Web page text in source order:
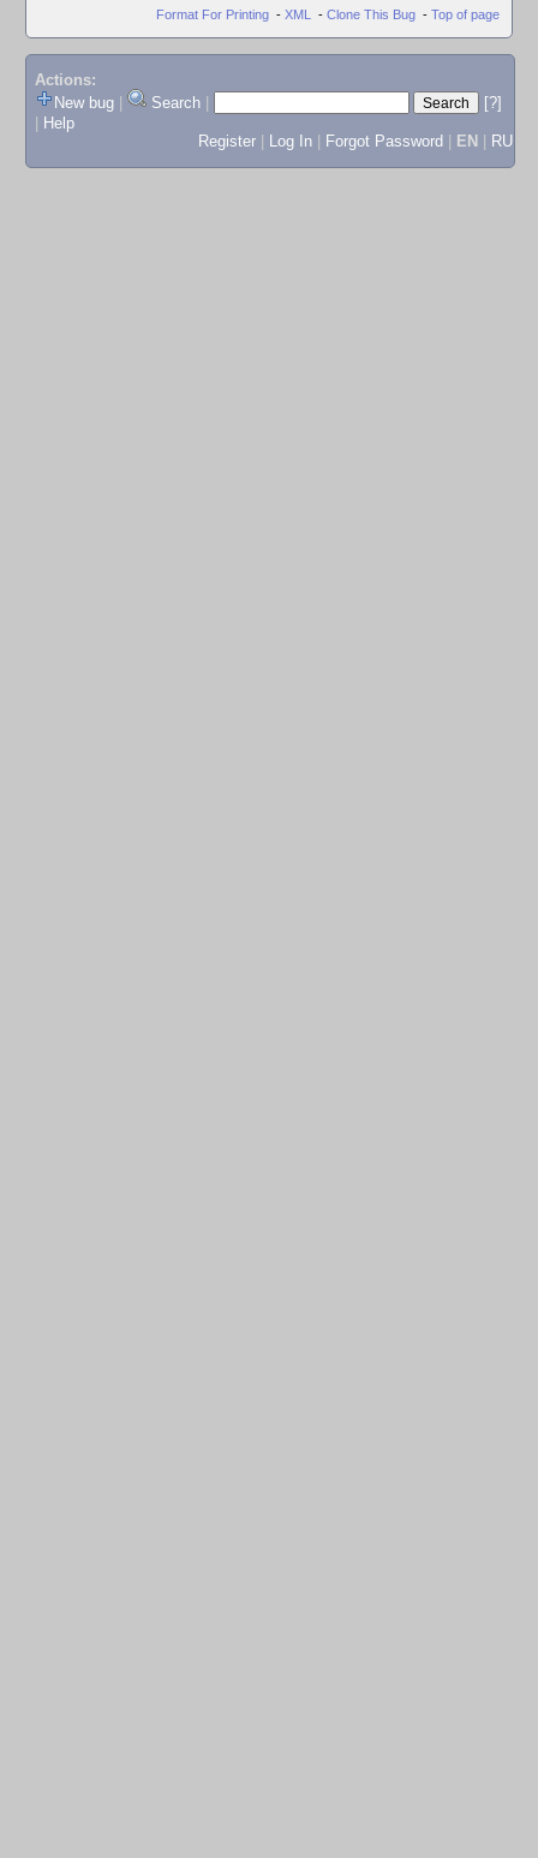
Format For Printing - XML - Clone This Bug - Top of page
Actions:
New bug
Search
[?]
Help
Register
Log In Forgot Password EN RU